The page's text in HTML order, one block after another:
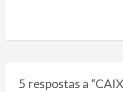
5 respostas a